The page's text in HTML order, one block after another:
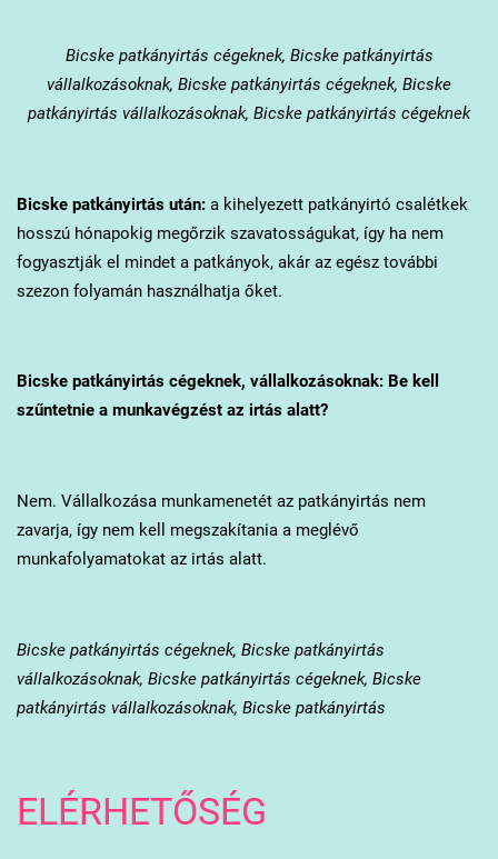
Bicskepatkányirtás cégeknek, Bicske patkányirtás
vállalkozásoknak, Bicske patkányirtás cégeknek, Bicske
patkányirtás vállalkozásoknak, Bicske patkányirtás cégeknek
Bicskepatkányirtás után:a kihelyezett patkányirtó csalétkek
hosszú hónapokig megőrzik szavatosságukat, így ha nem
fogyasztják el mindet a patkányok, akár az egész további
szezon folyamán használhatja őket.
Bicskepatkányirtás cégeknek, vállalkozásoknak: Be kell
szűntetnie a munkavégzést az irtás alatt?
Nem. Vállalkozása munkamenetét az patkányirtás nem
zavarja, így nem kell megszakítania a meglévő
munkafolyamatokat az irtás alatt.
Bicske patkányirtás cégeknek, Bicske patkányirtás
vállalkozásoknak, Bicske patkányirtás cégeknek, Bicske
patkányirtás vállalkozásoknak, Bicske patkányirtás
ELÉRHETŐSÉG